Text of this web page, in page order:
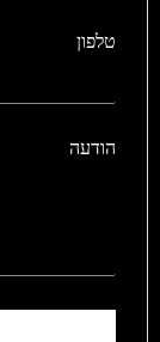
טלפון
הודעה